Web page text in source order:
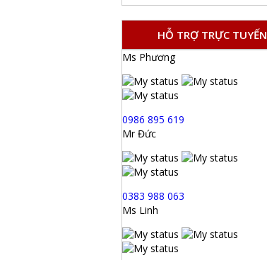
HỖ TRỢ TRỰC TUYẾN
Ms Phương
0986 895 619
Mr Đức
0383 988 063
Ms Linh